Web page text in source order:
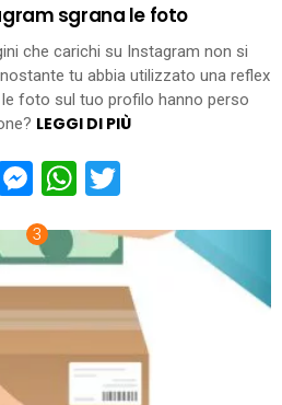
sgrana le foto
che carichi su Instagram non si
tu abbia utilizzato una reflex
foto sul tuo profilo hanno perso
LEGGI DI PIÙ
Messenger
WhatsApp